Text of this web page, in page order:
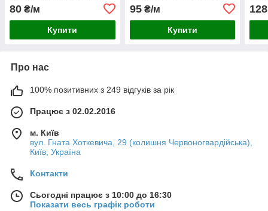
80 ₴/м
Купити
95₴/м
Купити
128
Про нас
100% позитивних з 249 відгуків за рік
Працює з 02.02.2016
м. Київ
вул. Гната Хоткевича, 29 (колишня Червоногвардійська),
Київ, Україна
Контакти
Сьогодні працює з 10:00 до 16:30
Показати весь графік роботи